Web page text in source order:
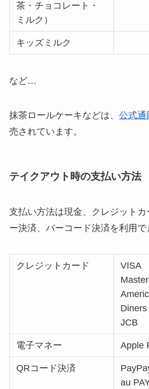
茶・チョコレート・
ミルク）
キッズミルク
など…
抹茶ロールケーキなどは、 公式通
売されています。
テイクアウト時の支払い方法
支払い方法は現金、クレジットカ
ー決済、バーコード決済を利用で
クレジットカード
VISA
JCB
電子マネー Apple
QRコード決済
au